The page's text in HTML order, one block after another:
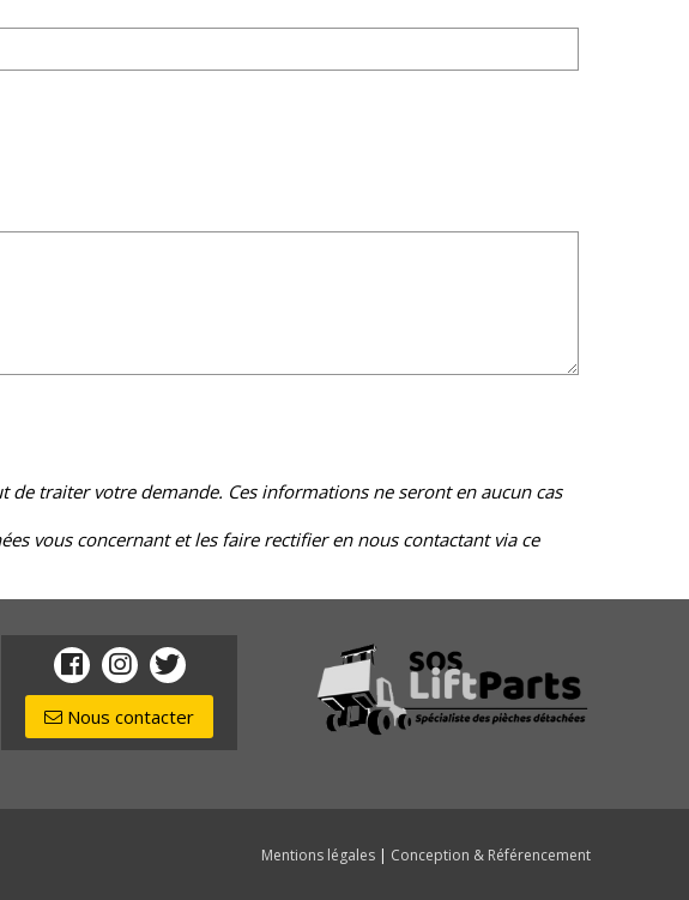
traiter votre demande. Ces informations ne seront en aucun cas
vous concernant et les faire rectifier en nous contactant via ce
Nous contacter
Mentions légales | Conception & Référencement